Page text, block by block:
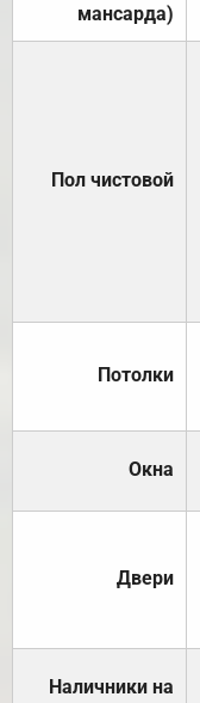
мансарда)
Пол чистовой
Потолки
Окна
Двери
Наличники на